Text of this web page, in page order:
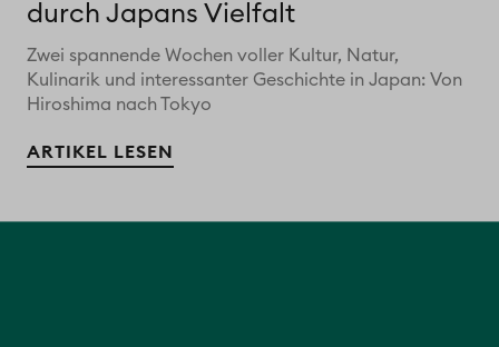
durch Japans Vielfalt
Zwei spannende Wochen voller Kultur, Natur,
Kulinarik und interessanter Geschichte in Japan: Von
Hiroshima nach Tokyo
ARTIKEL LESEN